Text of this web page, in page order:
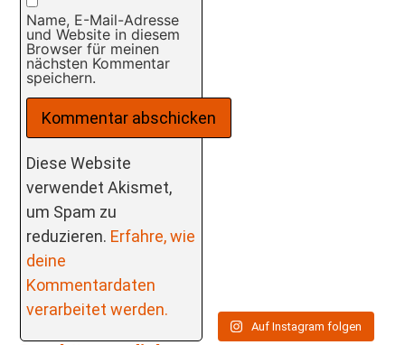
Name, E-Mail-Adresse
und Website in diesem
Browser für meinen
nächsten Kommentar
speichern.
Diese Website
verwendet Akismet,
um Spam zu
reduzieren. Erfahre, wie
deine
Kommentardaten
verarbeitet werden.
Auf Instagram folgen